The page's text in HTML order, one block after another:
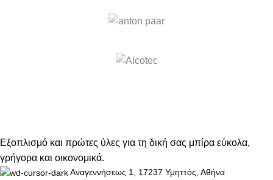
Εξοπλισμό και πρώτες ύλες για τη δική σας μπίρα εύκολα,
γρήγορα και οικονομικά.
Αναγεννήσεως 1, 17237 Υμηττός, Αθήνα